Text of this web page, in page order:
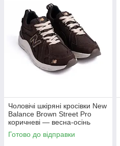
Чоловічі шкіряні кросівки New
Balance Brown Street Pro
коричневі — весна-осінь
Готово до відправки